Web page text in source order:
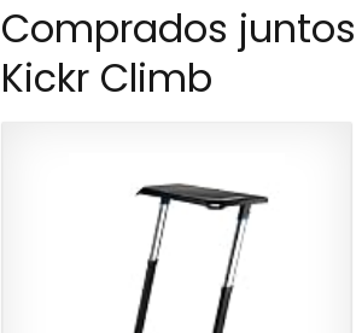
Comprados
Kickr Climb